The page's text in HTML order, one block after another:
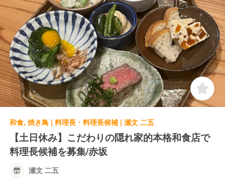
和食, 焼き鳥 | 料理長・料理長候補 | 瀬文 二五
【土日休み】こだわりの隠れ家的本格和食店で
料理長候補を募集/赤坂
瀬文 二五